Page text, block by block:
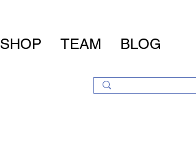
SHOP TEAM BLOG